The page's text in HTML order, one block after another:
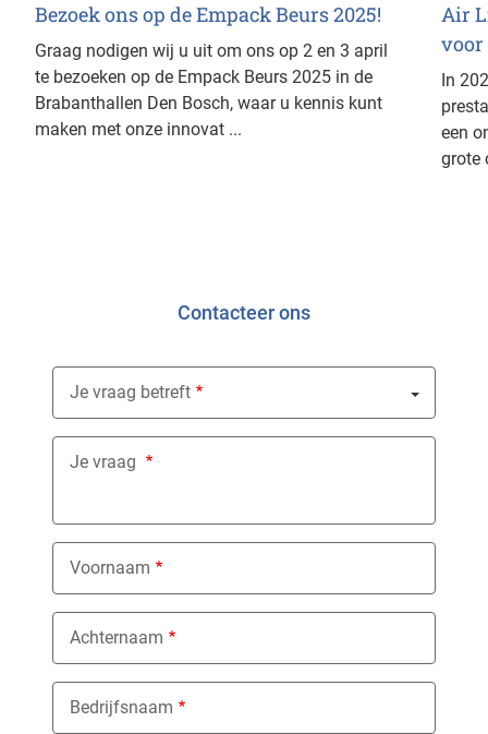
Bezoek ons op de Empack Beurs 2025!
Graag nodigen wij u uit om ons op 2 en 3 april
te bezoeken op de Empack Beurs 2025 in de
Brabanthallen Den Bosch, waar u kennis kunt
maken met onze innovat ...
Air
voor
In
een
grote
Contacteer ons
Je vraag betreft
Nothing selected
Je vraag
Voornaam
Achternaam
Bedrijfsnaam